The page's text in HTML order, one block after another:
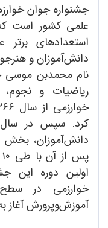
جشنواره جوان
علمی کشور است
استعدادهای
دانش‌آموزان و
نام محمدبن موسی
ریاضیات و
دانش‌آموزان، بخش
اولین دوره این
خوارزمی در
آموزش‌وپرورش آغاز